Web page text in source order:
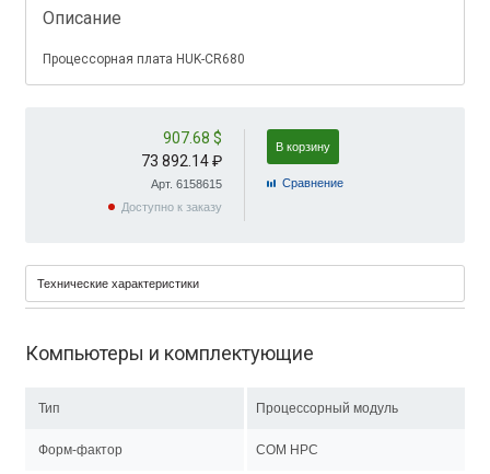
Описание
Процессорная плата HUK-CR680
907.68 $
73 892.14 ₽
Арт. 6158615
Доступно к заказу
В корзину
Cравнение
Технические характеристики
Компьютеры и комплектующие
Тип Процессорный модуль
Форм-фактор COM HPC